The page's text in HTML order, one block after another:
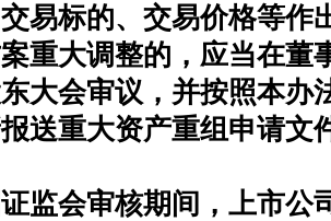
易标的、交易价格等作
重大调整的，应当在董
大会审议，并按照本办
送重大资产重组申请文
会审核期间，上市公